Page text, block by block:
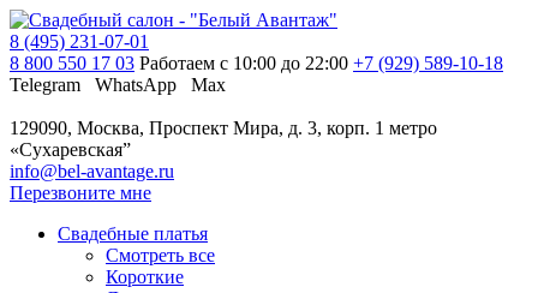
8 (495) 231-07-01
8 800 550 17 03 Работаем с 10:00 до 22:00 +7 (929) 589-10-18
Telegram
WhatsApp Max
129090, Москва, Проспект Мира, д. 3, корп. 1 метро
«Сухаревская”
info@bel-avantage.ru
Перезвоните мне
Свадебные платья
Смотреть все
Короткие